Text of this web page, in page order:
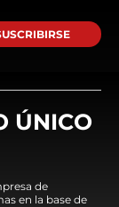
ÚNICO
de
en la base de